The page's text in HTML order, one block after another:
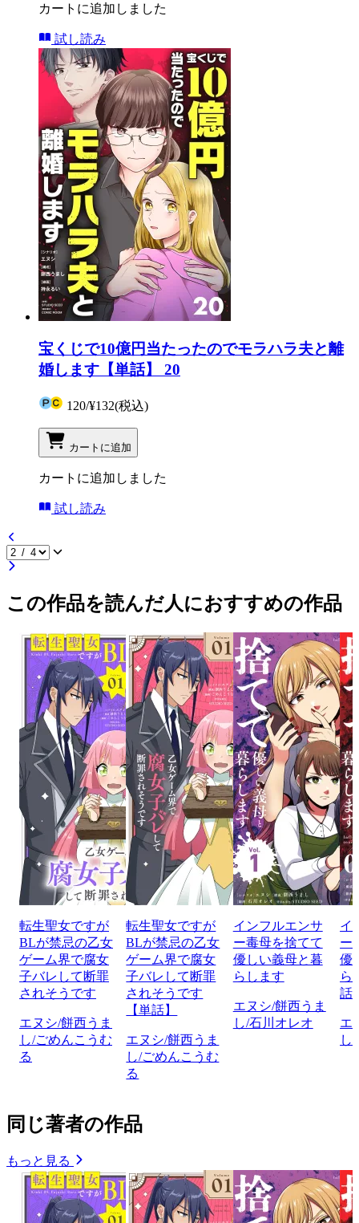
カートに追加しました
試し読み
宝くじで10億円当たったのでモラハラ夫と離
婚します【単話】 20
120/¥132(税込)
カートに追加
カートに追加しました
試し読み
この作品を読んだ人におすすめの作品
転生聖女ですが
BLが禁忌の乙女
ゲーム界で腐女
子バレして断罪
されそうです
エヌシ/餅西うま
し/ごめんこうむ
る
転生聖女ですが
BLが禁忌の乙女
ゲーム界で腐女
子バレして断罪
されそうです
【単話】
エヌシ/餅西うま
し/ごめんこうむ
る
インフルエンサ
ー毒母を捨てて
優しい義母と暮
らします
エヌシ/餅西うま
し/石川オレオ
イ
ー
優
ら
話
エ
し
同じ著者の作品
もっと見る